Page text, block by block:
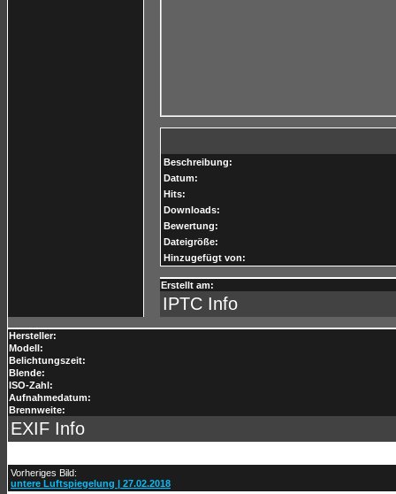
Beschreibung:
Datum:
Hits:
Downloads:
Bewertung:
Dateigröße:
Hinzugefügt von:
Erstellt am:
IPTC Info
Hersteller:
Modell:
Belichtungszeit:
Blende:
ISO-Zahl:
Aufnahmedatum:
Brennweite:
EXIF Info
Vorheriges Bild:
untere Luftspiegelung | 27.02.2018